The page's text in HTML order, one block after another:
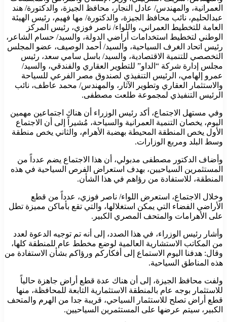
العمرانية، والمهندس/ عادل النجار، محافظ الجيزة، والدكتورة/ هند
عبدالحليم، نائب محافظ الجيزة، والدكتورة/ مها فهيم، رئيس الهيئة
العامة للتخطيط العمراني، واللواء/ ناصر فوزي، رئيس المركز
الوطني لتخطيط استخدامات أراضي الدولة، والسيد/ حسام الشاعر،
رئيس اتحاد الغرف السياحية، والسيد/ أحمد الوصيف، عضو المجلس
التخصصي للتنمية الاقتصادية، والسيد/ باسل سامي سعد، رئيس
مجلس إدارة شركة “الداو” للتطوير العقاري والفندقي، والسيد/
عمرو إلهامي، الرئيس التنفيذي لصندوق مصر الفرعي للسياحة
والاستثمار العقاري وتطوير الآثار، والمهندس/ محمد عاطف، نائب
الرئيس التنفيذي لمجموعة طلعت مصطفى.
وفي مستهل الاجتماع، أكد رئيس الوزراء أن هناك اجتماعين مهمين
اليوم، يخصان التنمية العمرانية والسياحة، مُشيراً إلى أن الاجتماع
الأول يخص المنطقة المحيطة بهضبة الأهرام، والثاني يخص منطقة
وسط البلد ومربع الوزارات.
وأضاف الدكتور مصطفى مدبولي، أن هذا الاجتماع يضم عدداً من
المستثمرين السياحيين، بهدف استعراض الفرص السياحية في هذه
المنطقة، للاستفادة من رؤاهم في هذا الشأن.
وخلال الاجتماع، استعرض اللواء/ ناصر فوزي، عدداً من قطع
الأراضي الفضاء التي يمكن استغلالها، والتي تقع بأماكن مميزة تطل
على الأهرامات والمتحف المصري الكبير.
وأشار رئيس الوزراء، في هذا الصدد، إلى أنه تم توجيه الدعوة لعدد
من المكاتب الاستشارية العالمية لوضع مخطط عام للمنطقة كلها،
وقال: هدفنا اليوم الاستماع إلى أفكاركم ورؤاكم بشأن الاستفادة من
هذه المناطق السياحية.
ولفت محافظ الجيزة، إلى أن هناك عدة قطع أراض جاهزة حالياً
للاستثمار بوجه عام بالمنطقة الاستثمارية التابعة للمحافظة، منها
قطع أراض تصلح للاستثمار السياحي، قريبة جدا من الهرم والمتحف
الكبير، سيتم عرضها على المستثمرين السياحيين.